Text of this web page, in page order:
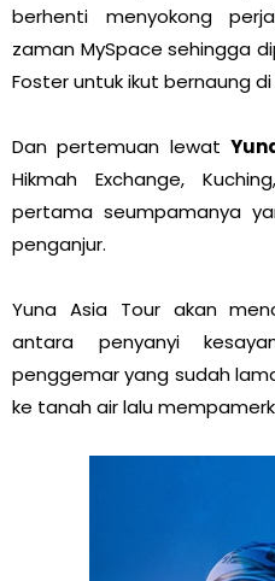
berhenti menyokong
zaman MySpace sehingga
Foster untuk ikut bernaung
Dan pertemuan lewat
Hikmah Exchange,
pertama seumpamanya
penganjur.
Yuna Asia Tour akan
antara penyanyi
penggemar yang sudah
ke tanah air lalu